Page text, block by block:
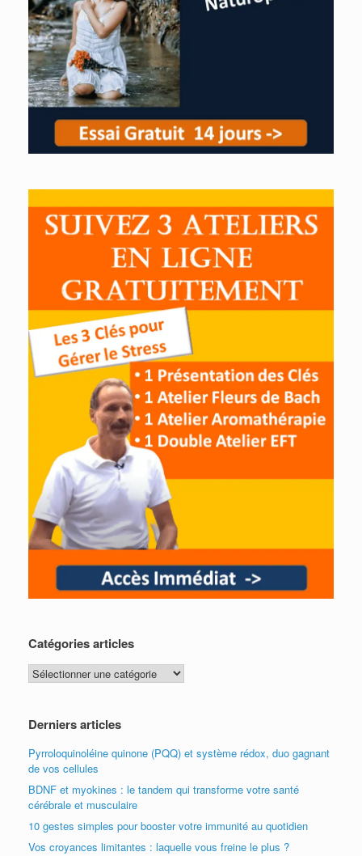
Catégories articles
Catégories
articles
Derniers articles
Pyrroloquinoléine quinone (PQQ) et système rédox, duo gagnant
de vos cellules
BDNF et myokines : le tandem qui transforme votre santé
cérébrale et musculaire
10 gestes simples pour booster votre immunité au quotidien
Vos croyances limitantes : laquelle vous freine le plus ?